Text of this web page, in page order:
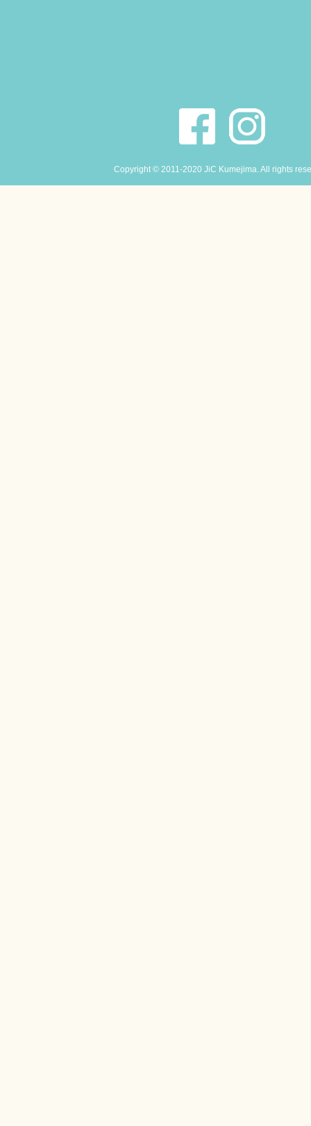
Copyright © 2011-2020 JiC Kumejima. All rights